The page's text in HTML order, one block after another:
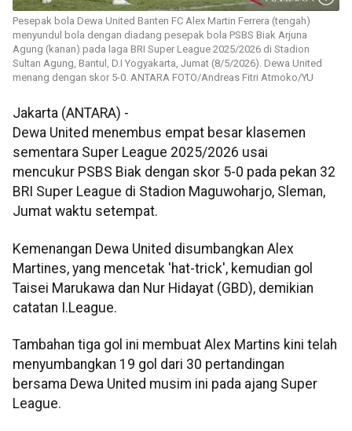
Pesepak bola Dewa United Banten FC Alex Martin Ferrera (tengah)
menyundul bola dengan diadang pesepak bola PSBS Biak Arjuna
Agung (kanan) pada laga BRI Super League 2025/2026 di Stadion
Sultan Agung, Bantul, D.I Yogyakarta, Jumat (8/5/2026). Dewa United
menang dengan skor 5-0. ANTARA FOTO/Andreas Fitri Atmoko/YU
Jakarta (ANTARA) -
Dewa United menembus empat besar klasemen
sementara Super League 2025/2026 usai
mencukur PSBS Biak dengan skor 5-0 pada pekan 32
BRI Super League di Stadion Maguwoharjo, Sleman,
Jumat waktu setempat.
Kemenangan Dewa United disumbangkan Alex
Martines, yang mencetak 'hat-trick', kemudian gol
Taisei Marukawa dan Nur Hidayat (GBD), demikian
catatan I.League.
Tambahan tiga gol ini membuat Alex Martins kini telah
menyumbangkan 19 gol dari 30 pertandingan
bersama Dewa United musim ini pada ajang Super
League.